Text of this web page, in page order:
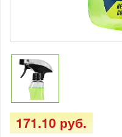
171.10 руб.